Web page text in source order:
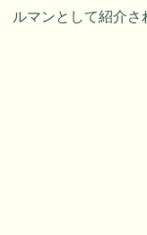
ルマンとして紹介さ